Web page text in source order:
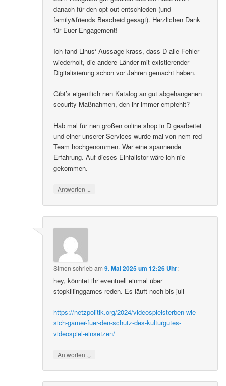
danach für den opt-out entschieden (und
family&friends Bescheid gesagt). Herzlichen Dank
für Euer Engagement!
Ich fand Linus‘ Aussage krass, dass D alle Fehler
wiederholt, die andere Länder mit existierender
Digitalisierung schon vor Jahren gemacht haben.
Gibt’s eigentlich nen Katalog an gut abgehangenen
security-Maßnahmen, den ihr immer empfehlt?
Hab mal für nen großen online shop in D gearbeitet
und einer unserer Services wurde mal von nem red-
Team hochgenommen. War eine spannende
Erfahrung. Auf dieses Einfallstor wäre ich nie
gekommen.
Antworten ↓
Simon schriebam9. Mai 2025 um 12:26 Uhr:
hey, könntet ihr eventuell einmal über
stopkillinggames reden. Es läuft noch bis juli
https://netzpolitik.org/2024/videospielsterben-wie-
sich-gamer-fuer-den-schutz-des-kulturgutes-
videospiel-einsetzen/
Antworten ↓